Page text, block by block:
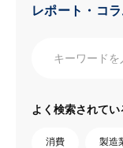
レポート・コ
よく検索されて
消費 製造